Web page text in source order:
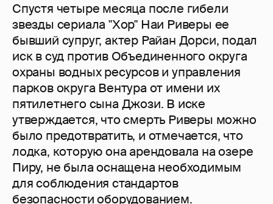
Спустя четыре месяца после гибели
звезды сериала "Хор" Наи Риверы ее
бывший супруг, актер Райан Дорси, подал
иск в суд против Объединенного округа
охраны водных ресурсов и управления
парков округа Вентура от имени их
пятилетнего сына Джози. В иске
утверждается, что смерть Риверы можно
было предотвратить, и отмечается, что
лодка, которую она арендовала на озере
Пиру, не была оснащена необходимым
для соблюдения стандартов
безопасности оборудованием.